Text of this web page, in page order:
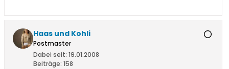
Haas und Kohli
Postmaster
Dabei seit: 19.01.2008
Beiträge: 158